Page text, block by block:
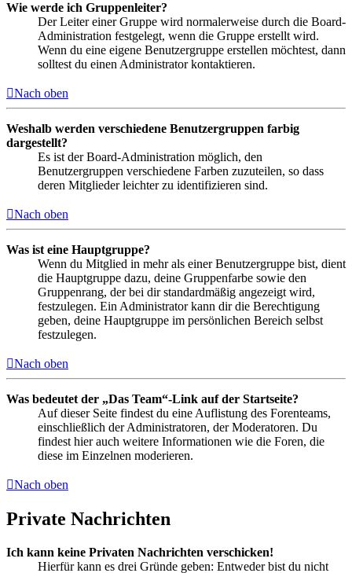
Wie werde ich Gruppenleiter?
Der Leiter einer Gruppe wird normalerweise durch die Board-
Administration festgelegt, wenn die Gruppe erstellt wird.
Wenn du eine eigene Benutzergruppe erstellen möchtest, dann
solltest du einen Administrator kontaktieren.
Nach oben
Weshalb werden verschiedene Benutzergruppen farbig
dargestellt?
Es ist der Board-Administration möglich, den
Benutzergruppen verschiedene Farben zuzuteilen, so dass
deren Mitglieder leichter zu identifizieren sind.
Nach oben
Was ist eine Hauptgruppe?
Wenn du Mitglied in mehr als einer Benutzergruppe bist, dient
die Hauptgruppe dazu, deine Gruppenfarbe sowie den
Gruppenrang, der bei dir standardmäßig angezeigt wird,
festzulegen. Ein Administrator kann dir die Berechtigung
geben, deine Hauptgruppe im persönlichen Bereich selbst
festzulegen.
Nach oben
Was bedeutet der „Das Team“-Link auf der Startseite?
Auf dieser Seite findest du eine Auflistung des Forenteams,
einschließlich der Administratoren, der Moderatoren. Du
findest hier auch weitere Informationen wie die Foren, die
diese im Einzelnen moderieren.
Nach oben
Private Nachrichten
Ich kann keine Privaten Nachrichten verschicken!
Hierfür kann es drei Gründe geben: Entweder bist du nicht